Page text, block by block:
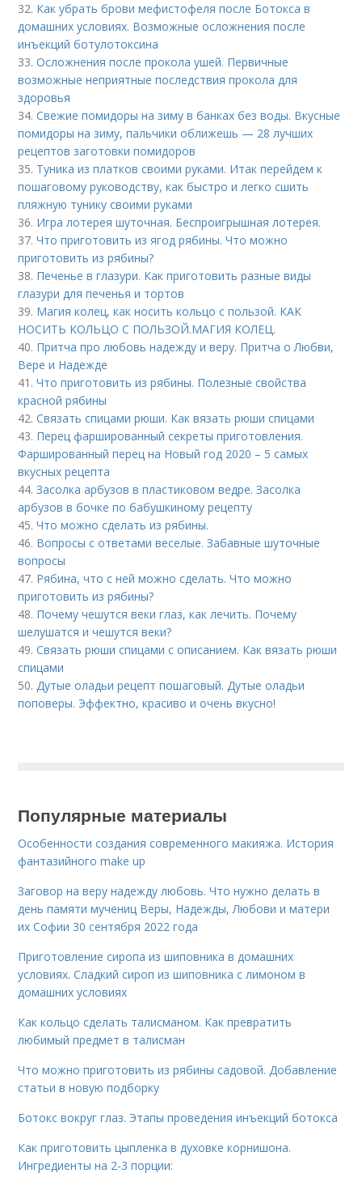
32. Как убрать брови мефистофеля после Ботокса в
домашних условиях. Возможные осложнения после
инъекций ботулотоксина
33.Осложнения после прокола ушей. Первичные
возможные неприятные последствия прокола для
здоровья
34.Свежие помидоры на зиму в банках без воды. Вкусные
помидоры на зиму, пальчики оближешь — 28 лучших
рецептов заготовки помидоров
35. Туника из платков своими руками. Итак перейдем к
пошаговому руководству, как быстро и легко сшить
пляжную тунику своими руками
36. Игра лотерея шуточная. Беспроигрышная лотерея.
37.Что приготовить из ягод рябины. Что можно
приготовить из рябины?
38. Печенье в глазури. Как приготовить разные виды
глазури для печенья и тортов
39. Магия колец, как носить кольцо с пользой. КАК
НОСИТЬ КОЛЬЦО С ПОЛЬЗОЙ.МАГИЯ КОЛЕЦ.
40. Притча про любовь надежду и веру. Притча о Любви,
Вере и Надежде
41.Что приготовить из рябины. Полезные свойства
красной рябины
42.Связать спицами рюши. Как вязать рюши спицами
43. Перец фаршированный секреты приготовления.
Фаршированный перец на Новый год 2020 – 5 самых
вкусных рецепта
44.Засолка арбузов в пластиковом ведре. Засолка
арбузов в бочке по бабушкиному рецепту
45.Что можно сделать из рябины.
46. Вопросы с ответами веселые. Забавные шуточные
вопросы
47. Рябина, что с ней можно сделать. Что можно
приготовить из рябины?
48. Почему чешутся веки глаз, как лечить. Почему
шелушатся и чешутся веки?
49.Связать рюши спицами с описанием. Как вязать рюши
спицами
50.Дутые оладьи рецепт пошаговый. Дутые оладьи
поповеры. Эффектно, красиво и очень вкусно!
Популярные материалы
Особенности создания современного макияжа. История
фантазийного make up
Заговор на веру надежду любовь. Что нужно делать в
день памяти мучениц Веры, Надежды, Любови и матери
их Софии 30 сентября 2022 года
Приготовление сиропа из шиповника в домашних
условиях. Сладкий сироп из шиповника с лимоном в
домашних условиях
Как кольцо сделать талисманом. Как превратить
любимый предмет в талисман
Что можно приготовить из рябины садовой. Добавление
статьи в новую подборку
Ботокс вокруг глаз. Этапы проведения инъекций ботокса
Как приготовить цыпленка в духовке корнишона.
Ингредиенты на 2-3 порции: